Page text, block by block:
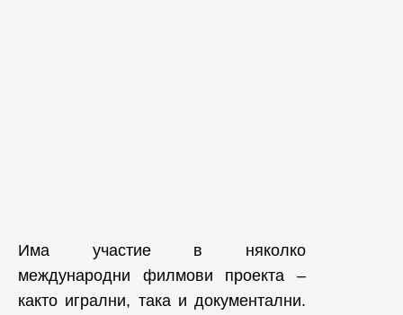
Има участие в няколко
международни филмови проекта –
както игрални, така и документални.